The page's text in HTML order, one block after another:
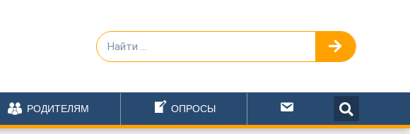
РОДИТЕЛЯМ ОПРОСЫ
Написать